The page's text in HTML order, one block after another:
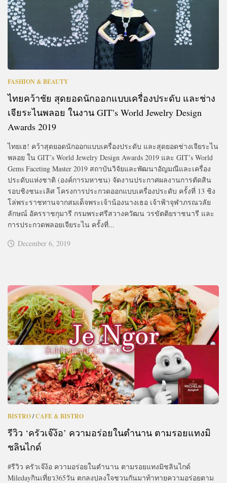
FASHION & BEAUTY
ไทยคว้าชัย สุดยอดนักออกแบบเครื่องประดับ และช่าง
เจียระไนพลอย ในงาน GIT’s World Jewelry Design
Awards 2019
ไทยเฮ! คว้าสุดยอดนักออกแบบเครื่องประดับ และสุดยอดช่างเจียระไน
พลอย ใน GIT’s World Jewelry Design Awards 2019 และ GIT’s World
Gems Faceting Master 2019 สถาบันวิจัยและพัฒนาอัญมณีและเครื่อง
ประดับแห่งชาติ (องค์การมหาชน) จัดงานประกาศผลงานการตัดสิน
รอบชิงชนะเลิศ โครงการประกวดออกแบบเครื่องประดับ ครั้งที่ 13 ชิง
โล่พระราชทานจากสมเด็จพระเจ้าน้องนางเธอ เจ้าฟ้าจุฬาภรณวลัย
ลักษณ์ อัครราชกุมารี กรมพระศรีสวางควัฒน วรขัตติยราชนารี และ
การประกวดพลอยเจียระไน ครั้งที่...
December 6, 2019
BISTRO/CAFE & BISTRO
รีวิว ‘ครัวเจ๊ง้อ’ ความอร่อยในตำนาน ตามรอยแทงมิ
ชลินไกด์
#รีวิว ครัวเจ๊ง้อ ความอร่อยในตำนาน ตามรอยแทงมิชลินไกด์
Miledayกินเที่ยว365วัน ตกลงปลงใจชวนกันมาท้าทายความอร่อยตาม